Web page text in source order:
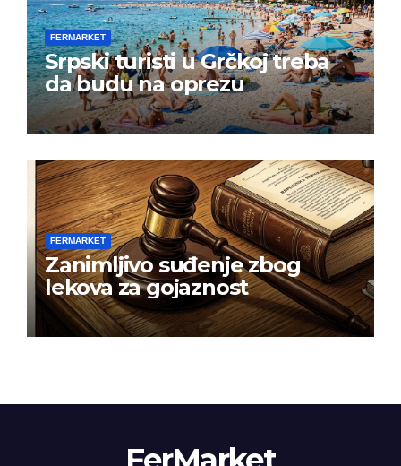
FERMARKET
Srpski turisti u Grčkoj treba
da budu na oprezu
FERMARKET
Zanimljivo suđenje zbog
lekova za gojaznost